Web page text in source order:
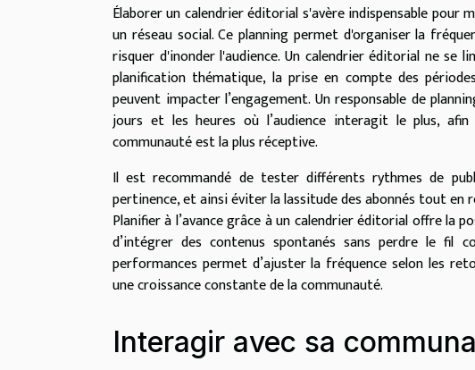
Élaborer un calendrier éditorial s'avère indispensable
un réseau social. Ce planning permet d'organiser la
risquer d'inonder l'audience. Un calendrier éditorial ne
planification thématique, la prise en compte des
peuvent impacter l’engagement. Un responsable de
jours et les heures où l’audience interagit le plus,
communauté est la plus réceptive.
Il est recommandé de tester différents rythmes de
pertinence, et ainsi éviter la lassitude des abonnés tout en
Planifier à l’avance grâce à un calendrier éditorial offre la
d’intégrer des contenus spontanés sans perdre le fil
performances permet d’ajuster la fréquence selon les
une croissance constante de la communauté.
Interagir avec sa